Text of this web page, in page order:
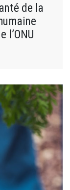
de la
l’ONU